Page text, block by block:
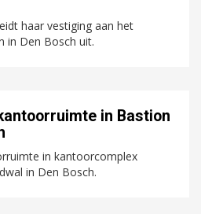
haar vestiging aan het
in Den Bosch uit.
in Bastion
in kantoorcomplex
in Den Bosch.